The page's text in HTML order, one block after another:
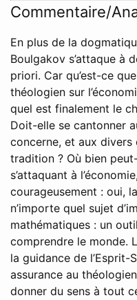
Commentaire/
En plus de la
Boulgakov s’attaque à
priori. Car qu’est-ce
théologien sur
quel est finalement le
Doit-elle se cantonner
concerne, et aux
tradition ? Où bien
s’attaquant à
courageusement : oui,
n’importe quel sujet
mathématiques : un
comprendre le monde.
la guidance de
assurance au
donner du sens à tout